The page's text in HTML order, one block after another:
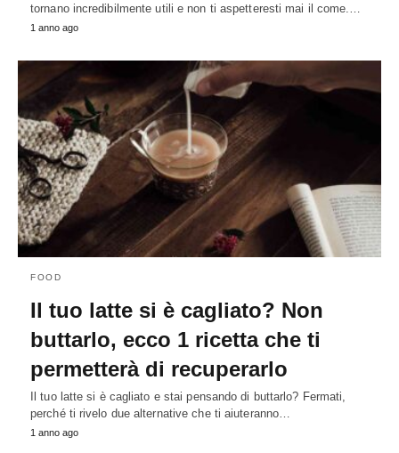
tornano incredibilmente utili e non ti aspetteresti mai il come.…
1 anno ago
FOOD
Il tuo latte si è cagliato? Non
buttarlo, ecco 1 ricetta che ti
permetterà di recuperarlo
Il tuo latte si è cagliato e stai pensando di buttarlo? Fermati,
perché ti rivelo due alternative che ti aiuteranno…
1 anno ago